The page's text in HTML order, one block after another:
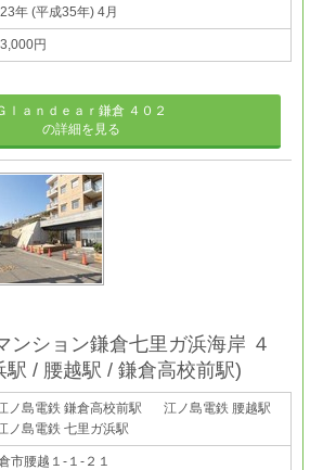
年 (平成35年) 4月
円
ｌａｎｄｅａｒ鎌倉 ４０２
の詳細を見る
ンション鎌倉七里ガ浜海岸 ４
駅 腰越駅 鎌倉高校前駅)
ノ島電鉄 鎌倉高校前駅
江ノ島電鉄 腰越駅
ノ島電鉄 七里ガ浜駅
市腰越１-１-２１